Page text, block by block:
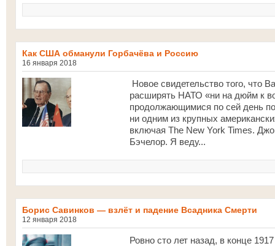
Как США обманули Горбачёва и Россию
16 января 2018
Новое свидетельство того, что
расширять НАТО «ни на дюйм к
продолжающимися по сей день
ни одним из крупных
включая The New York Times.
Бэчелор. Я веду...
Борис Савинков — взлёт и падение Всадника Смерти
12 января 2018
Ровно сто лет назад, в конце